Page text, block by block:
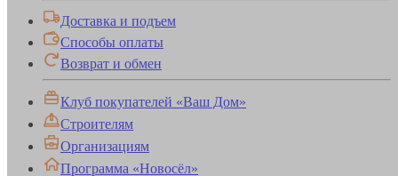
Доставка и подъем
Способы оплаты
Возврат и обмен
Клуб покупателей «Ваш Дом»
Строителям
Организациям
Программа «Новосёл»